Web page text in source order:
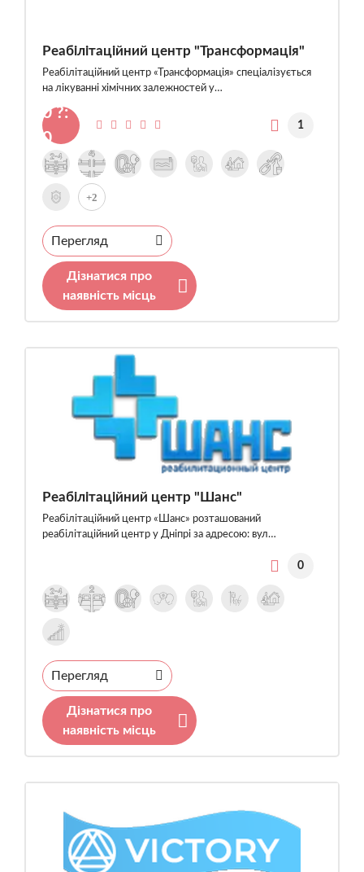
Реабілітаційний центр "Трансформація"
Реабілітаційний центр «Трансформація» спеціалізується
на лікуванні хімічних залежностей у…
0 ?:
0
1
+2
Перегляд
Дізнатися про
наявність місць
Реабілітаційний центр "Шанс"
Реабілітаційний центр «Шанс» розташований
реабілітаційний центр у Дніпрі за адресою: вул…
0
Перегляд
Дізнатися про
наявність місць